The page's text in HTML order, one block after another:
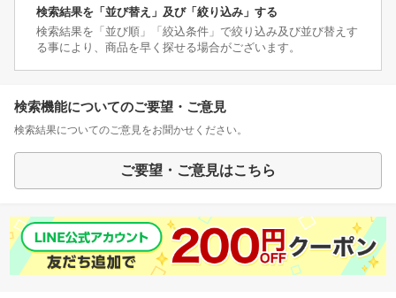
検索結果を「並び替え」及び「絞り込み」する
検索結果を「並び順」「絞込条件」で絞り込み及び並び替えす
る事により、商品を早く探せる場合がございます。
検索機能についてのご要望・ご意見
検索結果についてのご意見をお聞かせください。
ご要望・ご意見はこちら